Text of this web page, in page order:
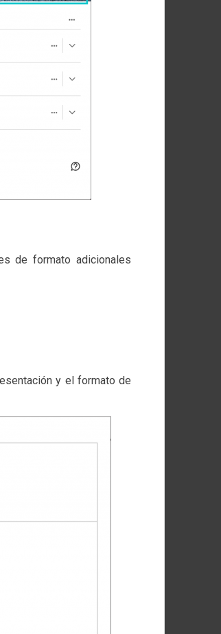
de formato adicionales
y el formato de